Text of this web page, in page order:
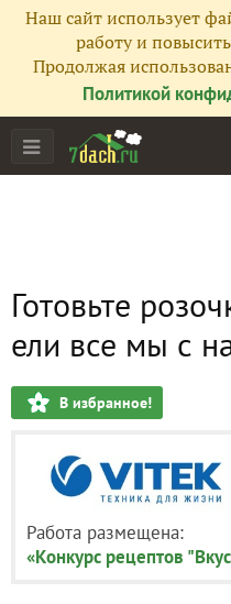
Наш сайт использует
работу и
Продолжая
Политикой
Готовьте
ели все мы с
В избранное!
Работа размещена:
«Конкурс рецептов